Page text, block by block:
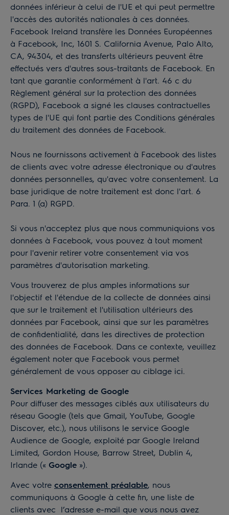
données inférieur à celui de l'UE et qui peut permettre
l'accès des autorités nationales à ces données.
Facebook Ireland transfère les Données Européennes
à Facebook, Inc, 1601 S. California Avenue, Palo Alto,
CA, 94304, et des transferts ultérieurs peuvent être
effectués vers d'autres sous-traitants de Facebook. En
tant que garantie conformément à l'art. 46 c du
Règlement général sur la protection des données
(RGPD), Facebook a signé les clauses contractuelles
types de l'UE qui font partie des Conditions générales
du traitement des données de Facebook.
Nous ne fournissons activement à Facebook des listes
de clients avec votre adresse électronique ou d'autres
données personnelles, qu'avec votre consentement. La
base juridique de notre traitement est donc l'art. 6
Para. 1 (a) RGPD.
Si vous n'acceptez plus que nous communiquions vos
données à Facebook, vous pouvez à tout moment
pour l'avenir retirer votre consentement via vos
paramètres d'autorisation marketing.
Vous trouverez de plus amples informations sur
l'objectif et l'étendue de la collecte de données ainsi
que sur le traitement et l'utilisation ultérieurs des
données par Facebook, ainsi que sur les paramètres
de confidentialité, dans les directives de protection
des données de Facebook. Dans ce contexte, veuillez
également noter que Facebook vous permet
généralement de vous opposer au ciblage ici.
Services Marketing de Google
Pour diffuser des messages ciblés aux utilisateurs du
réseau Google (tels que Gmail, YouTube, Google
Discover, etc.), nous utilisons le service Google
Audience de Google, exploité par Google Ireland
Limited, Gordon House, Barrow Street, Dublin 4,
Irlande (« Google »).
Avec votre consentement préalable, nous
communiquons à Google à cette fin, une liste de
clients avec l’adresse e-mail que vous nous avez